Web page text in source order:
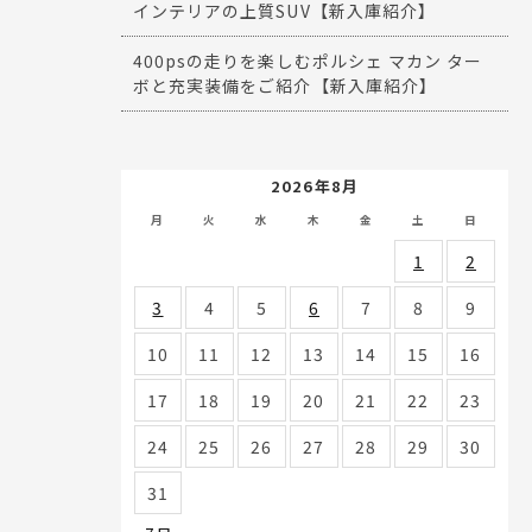
インテリアの上質SUV【新入庫紹介】
400psの走りを楽しむポルシェ マカン ター
ボと充実装備をご紹介【新入庫紹介】
2026年8月
月 火 水 木 金 土 日
1
2
3
4 5 6 7 8
9
10
11 12 13 14 15
16
17
18 19 20 21 22
23
24
25 26 27 28 29
30
31